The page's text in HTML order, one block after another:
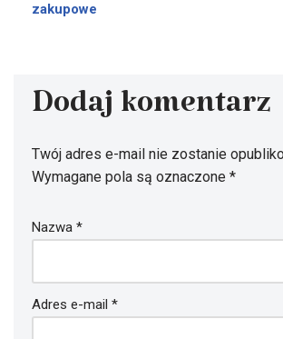
zakupowe
Dodaj komentarz
Twój adres e-mail nie zostanie
Wymagane pola są oznaczone *
Nazwa *
Adres e-mail *